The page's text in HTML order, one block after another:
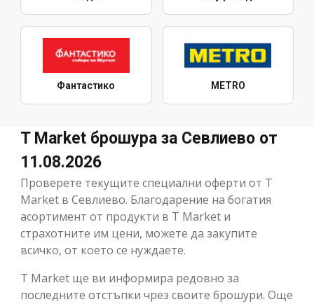
Фантастико METRO
T Market брошура за Севлиево от
11.08.2026
Проверете текущите специални оферти от T
Market в Севлиево. Благодарение на богатия
асортимент от продукти в T Market и
страхотните им цени, можете да закупите
всичко, от което се нуждаете.
T Market ще ви информира редовно за
последните отстъпки чрез своите брошури. Още